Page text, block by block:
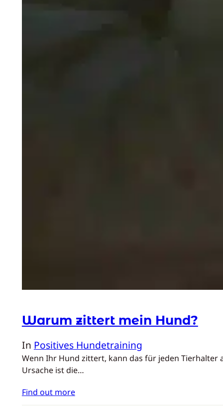
Warum zittert mein Hund?
In Positives Hundetraining
Wenn Ihr Hund zittert, kann das für jeden Tierhalter
Ursache ist die…
Find out more